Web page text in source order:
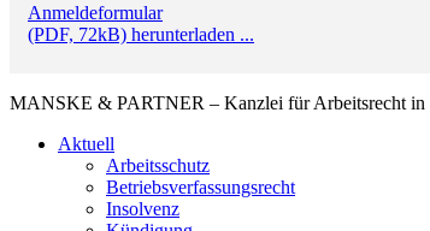
Anmeldeformular
(PDF, 72kB) herunterladen ...
MANSKE & PARTNER – Kanzlei für Arbeitsrecht in
Aktuell
Arbeitsschutz
Betriebsverfassungsrecht
Insolvenz